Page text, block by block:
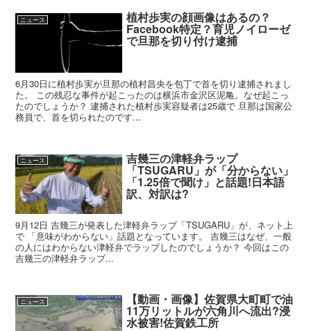
ニュース 植村歩実の顔画像はあるの？
Facebook特定？育児ノイローゼ
で旦那を切り付け逮捕
6月30日に植村歩実が旦那の植村昌央を包丁で首を切り逮捕されまし
た。 この残忍な事件が起こったのは横浜市金沢区泥亀。なぜ起こっ
たのでしょうか？ 逮捕された植村歩実容疑者は25歳で 旦那は国家公
務員で、首を切られたのです...
ニュース 吉幾三の津軽弁ラップ
「TSUGARU」が「分からない」
「1.25倍で聞け」と話題!日本語
訳、対訳は?
9月12日 吉幾三が発表した津軽弁ラップ「TSUGARU」が、ネット上
で 「意味がわからない」話題となっています。 吉幾三はなぜ、一般
の人にはわからない津軽弁でラップしたのでしょうか？ 今回はこの
吉幾三の津軽弁ラップ...
ニュース 【動画・画像】佐賀県大町町で油
11万リットルが六角川へ流出?浸
水被害!佐賀鉄工所